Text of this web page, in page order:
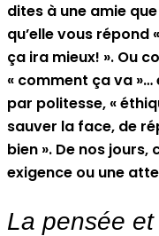
dites à une amie
qu’elle vous
ça ira mieux! ». Ou
« comment ça va
par politesse, «
sauver la face, de
bien ». De nos jours,
exigence ou une
La pensée